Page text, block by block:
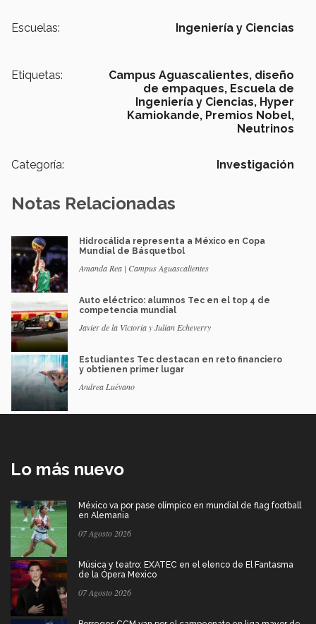
Escuelas: Ingeniería y Ciencias
Etiquetas: Campus Aguascalientes, diseño
de empaques, Escuela de
Ingeniería y Ciencias, Hyper
Kamiokande, Premios Nobel,
Neutrinos
Categoría: Investigación
Notas Relacionadas
Hidrocálida representa a México en Copa
Mundial de Básquetbol
Amanda Rea | Campus Aguascalientes
Auto eléctrico: alumnos Tec en el top 4 de
competencia mundial
Javier de la Victoria y Julian Echeverry
Estudiantes Tec destacan en reto financiero
y obtienen primer lugar
Andrea Luévano
Lo más nuevo
México va por pase olímpico en mundial de flag football
en Alemania
07 Agosto 2026
Música y teatro: EXATEC en el elenco de El Fantasma
de la Ópera Mexico
07 Agosto 2026